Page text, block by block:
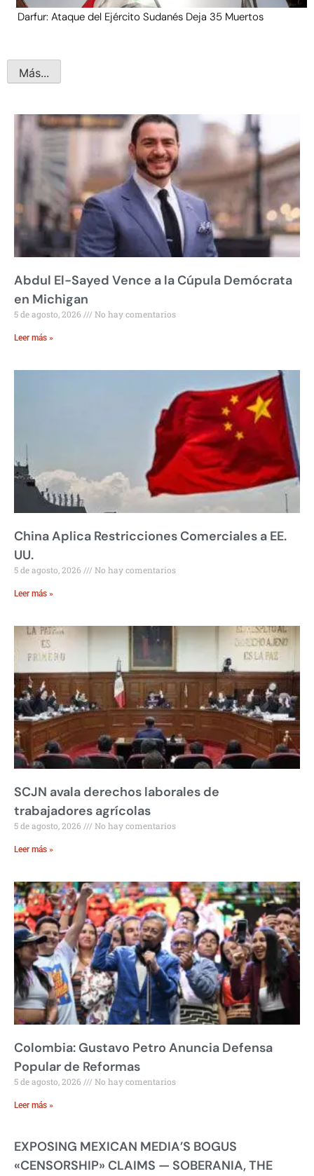
Darfur: Ataque del Ejército Sudanés Deja 35 Muertos
Más...
Abdul El-Sayed Vence a la Cúpula Demócrata
en Michigan
5 de agosto, 2026 No hay comentarios
Leer más »
China Aplica Restricciones Comerciales a EE.
UU.
5 de agosto, 2026 No hay comentarios
Leer más »
SCJN avala derechos laborales de
trabajadores agrícolas
5 de agosto, 2026 No hay comentarios
Leer más »
Colombia: Gustavo Petro Anuncia Defensa
Popular de Reformas
5 de agosto, 2026 No hay comentarios
Leer más »
EXPOSING MEXICAN MEDIA’S BOGUS
«CENSORSHIP» CLAIMS — SOBERANIA, THE